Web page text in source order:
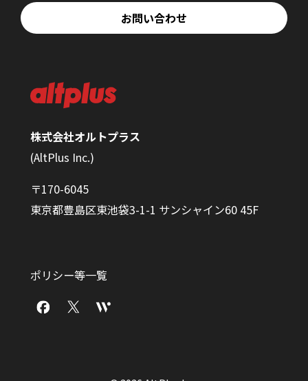
株式会社オルトプラス
(AltPlus Inc.)
〒170-6045
東京都豊島区東池袋3-1-1 サンシャイン60 45F
ポリシー等一覧
お問い合わせ